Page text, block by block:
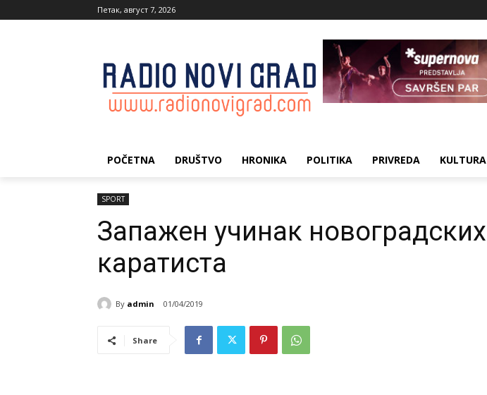
Петак, август 7, 2026
POČETNA DRUŠTVO HRONIKA POLITIKA PRIVREDA KULTURA
SPORT
Запажен учинак новоградских
каратиста
By admin 01/04/2019
Share